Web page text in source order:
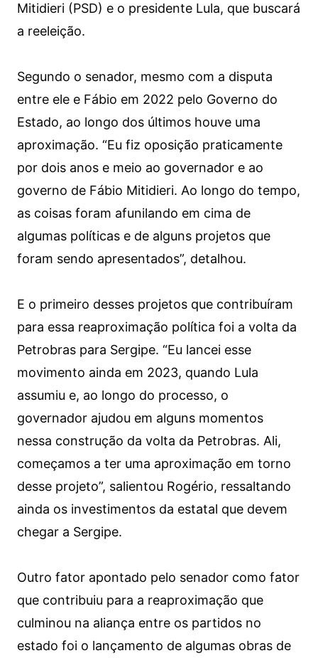
Mitidieri (PSD) e o presidente Lula, que buscará
a reeleição.
Segundo o senador, mesmo com a disputa
entre ele e Fábio em 2022 pelo Governo do
Estado, ao longo dos últimos houve uma
aproximação. “Eu fiz oposição praticamente
por dois anos e meio ao governador e ao
governo de Fábio Mitidieri. Ao longo do tempo,
as coisas foram afunilando em cima de
algumas políticas e de alguns projetos que
foram sendo apresentados”, detalhou.
E o primeiro desses projetos que contribuíram
para essa reaproximação política foi a volta da
Petrobras para Sergipe. “Eu lancei esse
movimento ainda em 2023, quando Lula
assumiu e, ao longo do processo, o
governador ajudou em alguns momentos
nessa construção da volta da Petrobras. Ali,
começamos a ter uma aproximação em torno
desse projeto”, salientou Rogério, ressaltando
ainda os investimentos da estatal que devem
chegar a Sergipe.
Outro fator apontado pelo senador como fator
que contribuiu para a reaproximação que
culminou na aliança entre os partidos no
estado foi o lançamento de algumas obras de